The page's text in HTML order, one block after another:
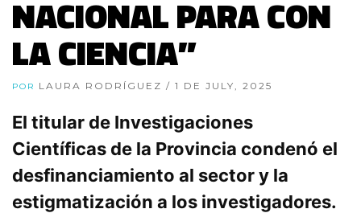
NACIONAL PARA CON
LA CIENCIA”
POR LAURA RODRÍGUEZ / 1 DE JULY, 2025
El titular de Investigaciones
Científicas de la Provincia condenó el
desfinanciamiento al sector y la
estigmatización a los investigadores.